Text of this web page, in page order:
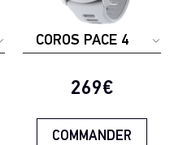
COROS PACE 4
Prix actuel:
269€
COMMANDER